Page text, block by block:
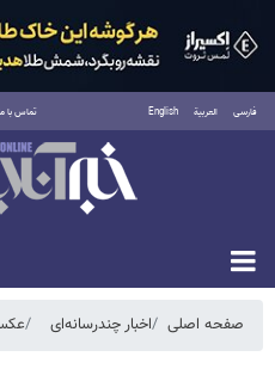
فارسی العربية English تماس با
شنبه ۱۷ مرداد ۱۴۰۵
صفحه اصلی اخبار چندرسانه‌ای